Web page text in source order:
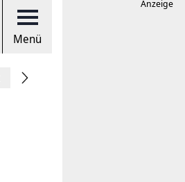
Menü
Anzeige